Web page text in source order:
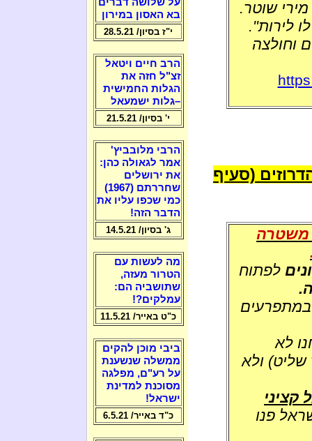
שוטר.
לירות".
וחולצה
הדרוזים (סעיף
באו כוחות משטרה
לפתוח
במתפרעים
לא
שליט) ולא
קציני
פנו
בא האסון במירון
י"ז בסיון/ 28.5.21
הרב חיים ויטאל
זצ"ל חזה את
הגלות החמישית
–גלות ישמעאל
י' בסיון/ 21.5.21
הרבי מלובביץ'
אמר לגאולה כהן:
את ירושלים
שחררתם (1967)
כמי שכפו עליו את
הדבר הזה!
ג' בסיון/ 14.5.21
מה לעשות עם
הטרור מעזה,
שתושביה הם:
עמלקים?!
כ"ט באייר/ 11.5.21
ביבי מוכן להקים
ממשלה שנשענת
על רע"ם, מפלגה
מסוכנת למדינת
ישראל!
כ"ד באייר/ 6.5.21